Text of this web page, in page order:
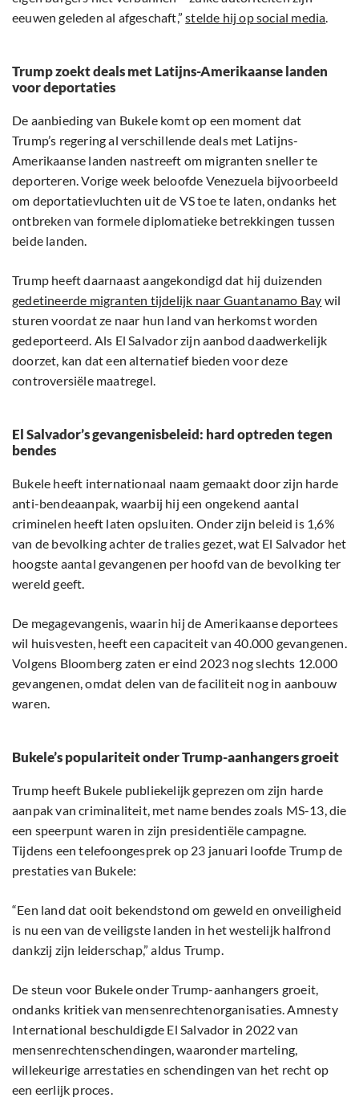
eeuwen geleden al afgeschaft,”stelde hij op social media.
Trump zoekt deals met Latijns-Amerikaanse landen
voor deportaties
De aanbieding van Bukele komt op een moment dat
Trump’s regering al verschillende deals met Latijns-
Amerikaanse landen nastreeft om migranten sneller te
deporteren. Vorige week beloofde Venezuela bijvoorbeeld
om deportatievluchten uit de VS toe te laten, ondanks het
ontbreken van formele diplomatieke betrekkingen tussen
beide landen.
Trump heeft daarnaast aangekondigd dat hij duizenden
gedetineerde migranten tijdelijk naar Guantanamo Bay wil
sturen voordat ze naar hun land van herkomst worden
gedeporteerd. Als El Salvador zijn aanbod daadwerkelijk
doorzet, kan dat een alternatief bieden voor deze
controversiële maatregel.
El Salvador’s gevangenisbeleid: hard optreden tegen
bendes
Bukele heeft internationaal naam gemaakt door zijn harde
anti-bendeaanpak, waarbij hij een ongekend aantal
criminelen heeft laten opsluiten. Onder zijn beleid is 1,6%
van de bevolking achter de tralies gezet, wat El Salvador het
hoogste aantal gevangenen per hoofd van de bevolking ter
wereld geeft.
De megagevangenis, waarin hij de Amerikaanse deportees
wil huisvesten, heeft een capaciteit van 40.000 gevangenen.
Volgens Bloomberg zaten er eind 2023 nog slechts 12.000
gevangenen, omdat delen van de faciliteit nog in aanbouw
waren.
Bukele’s populariteit onder Trump-aanhangers groeit
Trump heeft Bukele publiekelijk geprezen om zijn harde
aanpak van criminaliteit, met name bendes zoals MS-13, die
een speerpunt waren in zijn presidentiële campagne.
Tijdens een telefoongesprek op 23 januari loofde Trump de
prestaties van Bukele:
“Een land dat ooit bekendstond om geweld en onveiligheid
is nu een van de veiligste landen in het westelijk halfrond
dankzij zijn leiderschap,” aldus Trump.
De steun voor Bukele onder Trump-aanhangers groeit,
ondanks kritiek van mensenrechtenorganisaties. Amnesty
International beschuldigde El Salvador in 2022 van
mensenrechtenschendingen, waaronder marteling,
willekeurige arrestaties en schendingen van het recht op
een eerlijk proces.